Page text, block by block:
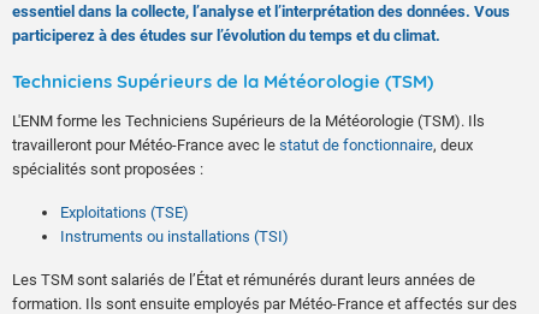
essentiel dans la collecte, l’analyse et l’interprétation des données. Vous
participerez à des études sur l’évolution du temps et du climat.
Techniciens Supérieurs de la Météorologie (TSM)
L'ENM forme les Techniciens Supérieurs de la Météorologie (TSM). Ils
travailleront pour Météo-France avec le statut de fonctionnaire, deux
spécialités sont proposées :
Exploitations (TSE)
Instruments ou installations (TSI)
Les TSM sont salariés de l’État et rémunérés durant leurs années de
formation. Ils sont ensuite employés par Météo-France et affectés sur des